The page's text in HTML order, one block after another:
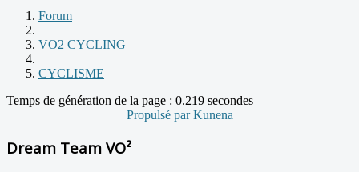
Forum
VO2 CYCLING
CYCLISME
Temps de génération de la page : 0.219 secondes
Propulsé parKunena
Dream Team VO²